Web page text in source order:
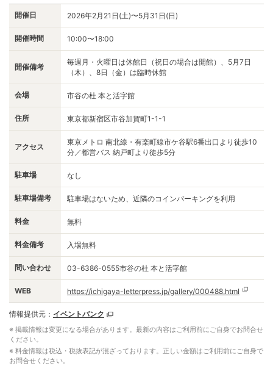
開催日 2026年2月21日(土)〜5月31日(日)
開催時間 10:00〜18:00
開催備考
毎週月・火曜日は休館日（祝日の場合は開館）、5月7日
（木）、8日（金）は臨時休館
会場 市谷の杜 本と活字館
住所 東京都新宿区市谷加賀町1-1-1
アクセス
東京メトロ 南北線・有楽町線市ケ谷駅6番出口より徒歩10
分／都営バス 納戸町より徒歩5分
駐車場 なし
駐車場備考 駐車場はないため、近隣のコインパーキングを利用
料金 無料
料金備考 入場無料
問い合わせ 03-6386-0555市谷の杜 本と活字館
WEB https://ichigaya-letterpress.jp/gallery/000488.html
情報提供元： イベントバンク
※ 掲載情報は変更になる場合があります。最新の内容はご利用前にご自身でお問合せ
ください。
※ 料金情報は税込・税抜表記が混ざっております。正しい金額はご利用前にご自身で
お問合せください。